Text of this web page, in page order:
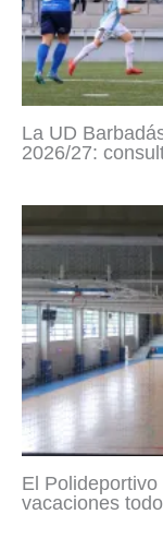
La UD
2026/27:
El
vacaciones